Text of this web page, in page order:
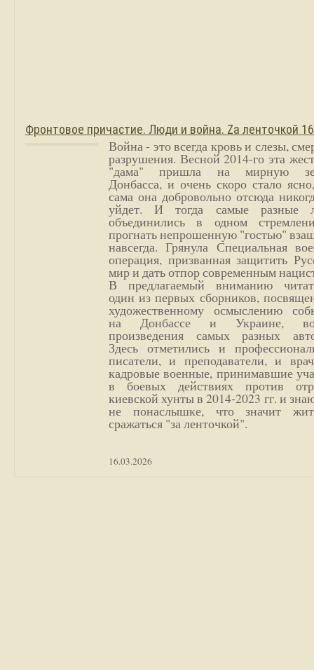
Фронтовое причастие. Люди и война. Zа ленточкой
Война - это всегда кровь и слезы,
разрушения. Весной 2014-го эта
"дама" пришла на мирную
Донбасса, и очень скоро стало
сама она добровольно отсюда
уйдет. И тогда самые разные
объединились в одном
прогнать непрошенную "гостью"
навсегда. Грянула Специальная
операция, призванная защитить
мир и дать отпор современным
В предлагаемый вниманию
один из первых сборников,
художественному осмыслению
на Донбассе и Украине,
произведения самых разных
Здесь отметились и
писатели, и преподаватели, и
кадровые военные, принимавшие
в боевых действиях против
киевской хунты в 2014-2023 гг. и
не понаслышке, что значит
сражаться "за ленточкой".
16.03.2026